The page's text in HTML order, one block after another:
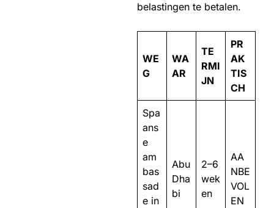
belastingen te betalen.
WE
G
WA
AR
TE
RMI
JN
PR
AK
TIS
CH
Spa
ans
e
am
bas
sad
e in
Abu
Dha
bi
2–6
wek
en
AA
NBE
VOL
EN